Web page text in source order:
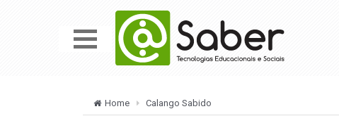
Home Calango Sabido